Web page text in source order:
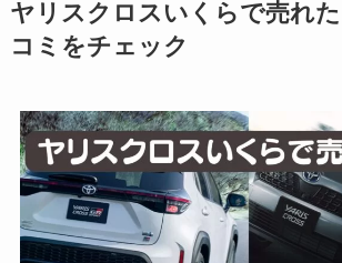
ヤリスクロスいくらで売れた
コミをチェック